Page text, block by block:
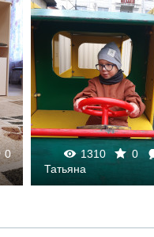
0
1310 0
Татьяна